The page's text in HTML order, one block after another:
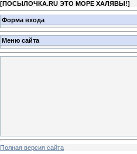
[ПОСЫЛОЧКА.RU ЭТО МОРЕ ХАЛЯВЫ!]
Форма входа
Меню сайта
Полная версия сайта